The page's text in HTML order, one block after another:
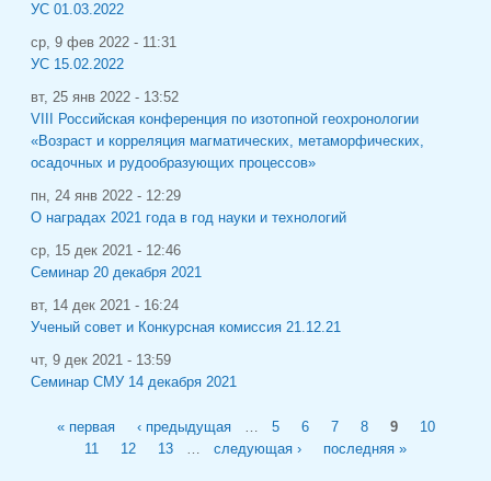
УС 01.03.2022
ср, 9 фев 2022 - 11:31
УС 15.02.2022
вт, 25 янв 2022 - 13:52
VIII Российская конференция по изотопной геохронологии
«Возраст и корреляция магматических, метаморфических,
осадочных и рудообразующих процессов»
пн, 24 янв 2022 - 12:29
О наградах 2021 года в год науки и технологий
ср, 15 дек 2021 - 12:46
Семинар 20 декабря 2021
вт, 14 дек 2021 - 16:24
Ученый совет и Конкурсная комиссия 21.12.21
чт, 9 дек 2021 - 13:59
Семинар СМУ 14 декабря 2021
« первая ‹ предыдущая 5 6 7 8 9
10
11
12 13 следующая › последняя »